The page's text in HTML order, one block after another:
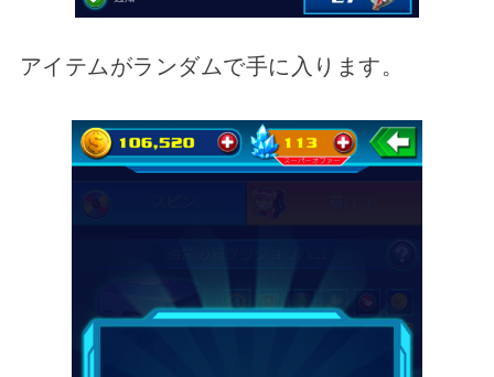
アイテムがランダムで手に入ります。